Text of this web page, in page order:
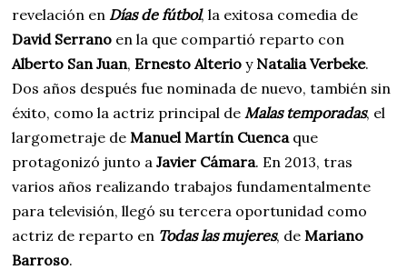
revelación en Días de fútbol, la exitosa comedia de
David Serrano en la que compartió reparto con
Alberto San Juan, Ernesto Alterio y Natalia Verbeke.
Dos años después fue nominada de nuevo, también sin
éxito, como la actriz principal de Malas temporadas, el
largometraje de Manuel Martín Cuencaque
protagonizó junto aJavier Cámara. En 2013, tras
varios años realizando trabajos fundamentalmente
para televisión, llegó su tercera oportunidad como
actriz de reparto en Todas las mujeres, de Mariano
Barroso.